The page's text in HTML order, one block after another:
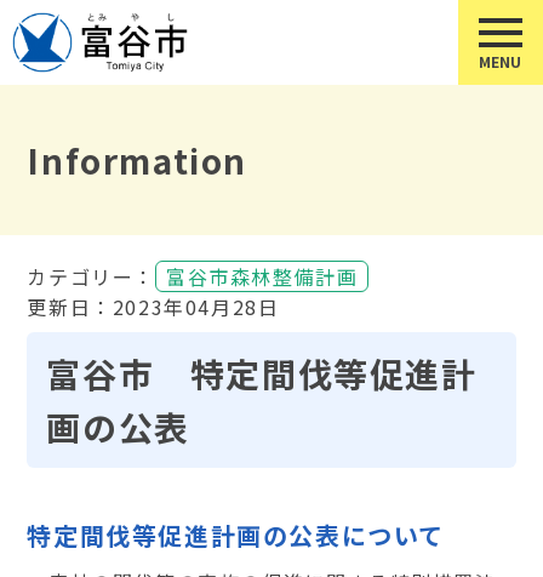
Information
カテゴリー：
富谷市森林整備計画
更新日：2023年04月28日
富谷市 特定間伐等促進計
画の公表
特定間伐等促進計画の公表について